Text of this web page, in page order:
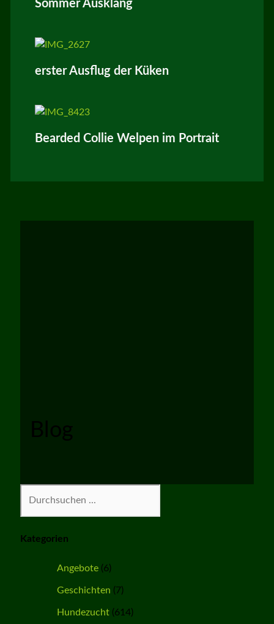
Sommer Ausklang
erster Ausflug der Küken
Bearded Collie Welpen im Portrait
Blog
Kategorien
Angebote(6)
Geschichten (7)
Hundezucht(614)